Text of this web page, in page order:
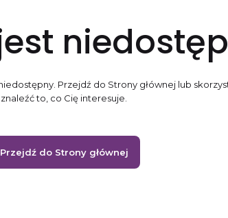
Przejdź do Strony głównej lub
znaleźć to, co Cię interesuje.
Przejdź do Strony głównej